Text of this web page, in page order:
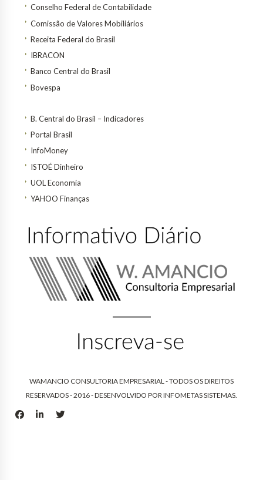
Conselho Federal de Contabilidade
Comissão de Valores Mobiliários
Receita Federal do Brasil
IBRACON
Banco Central do Brasil
Bovespa
B. Central do Brasil – Indicadores
Portal Brasil
InfoMoney
ISTOÉ Dinheiro
UOL Economia
YAHOO Finanças
WAMANCIO CONSULTORIA EMPRESARIAL - TODOS OS DIREITOS
RESERVADOS - 2016 - DESENVOLVIDO PORINFOMETAS SISTEMAS.